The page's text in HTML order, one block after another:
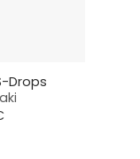
Drops